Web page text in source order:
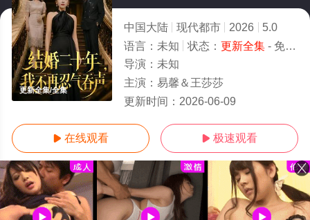
更新全集/全集
中国大陆 现代都市 2026
5.0
语言： 未知 状态： 更新全集- 免费在线观看
导演： 未知
主演： 易馨＆王莎莎
更新时间： 2026-06-09
 在线观看  极速观看